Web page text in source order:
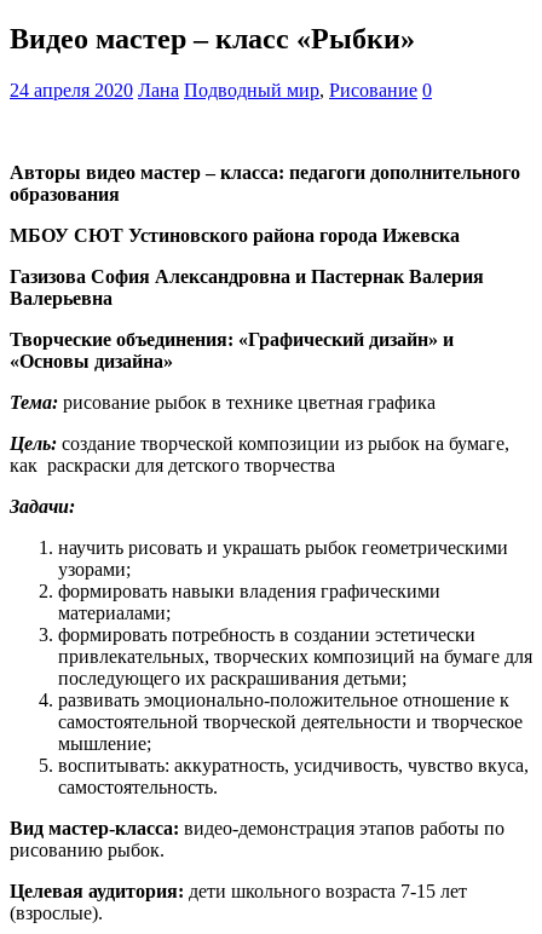
Видео мастер – класс «Рыбки»
24 апреля 2020 Лана Подводный мир, Рисование 0
Авторы видео мастер – класса: педагоги дополнительного
образования
МБОУ СЮТ Устиновского района города Ижевска
Газизова София Александровна и Пастернак Валерия
Валерьевна
Творческие объединения: «Графический дизайн» и
«Основы дизайна»
Тема: рисование рыбок в технике цветная графика
Цель: создание творческой композиции из рыбок на бумаге,
как раскраски для детского творчества
Задачи:
научить рисовать и украшать рыбок геометрическими
узорами;
формировать навыки владения графическими
материалами;
формировать потребность в создании эстетически
привлекательных, творческих композиций на бумаге для
последующего их раскрашивания детьми;
развивать эмоционально-положительное отношение к
самостоятельной творческой деятельности и творческое
мышление;
воспитывать: аккуратность, усидчивость, чувство вкуса,
самостоятельность.
Вид мастер-класса: видео-демонстрация этапов работы по
рисованию рыбок.
Целевая аудитория: дети школьного возраста 7-15 лет
(взрослые).